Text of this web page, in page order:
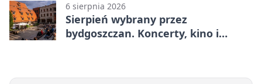
6 sierpnia 2026
Sierpień wybrany przez
bydgoszczan. Koncerty, kino i